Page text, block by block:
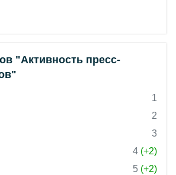
"Активность пресс-
1
2
3
4 (+2)
5 (+2)